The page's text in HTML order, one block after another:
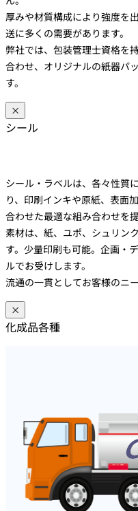
厚みや材質構成により強度を
送に多くの需要があります。
弊社では、包装管理士資格を
合わせ、オリジナルの紙器パ
す。
×
シール
シール・ラベルは、各々性質
り、印刷インキや原紙、表面
合わせた最適な組み合わせを
素材は、紙、ユポ、シュリン
す。少量印刷も可能。企画・
ルでお受けします。
流通の一貫としてお客様のニ
×
化成品各種